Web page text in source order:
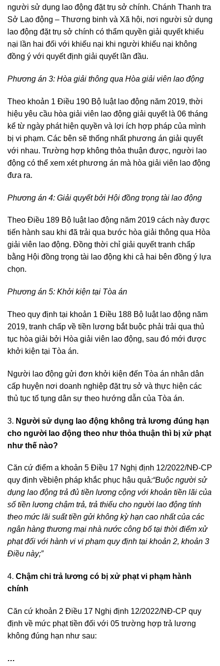
người sử dụng lao động đặt trụ sở chính. Chánh Thanh tra
Sở Lao động – Thương binh và Xã hội, nơi người sử dụng
lao động đặt trụ sở chính có thẩm quyền giải quyết khiếu
nại lần hai đối với khiếu nại khi người khiếu nại không
đồng ý với quyết định giải quyết lần đầu.
Phương án 3: Hòa giải thông qua Hòa giải viên lao động
Theo khoản 1 Điều 190 Bộ luật lao động năm 2019, thời
hiệu yêu cầu hòa giải viên lao động giải quyết là 06 tháng
kể từ ngày phát hiện quyền và lợi ích hợp pháp của mình
bị vi phạm. Các bên sẽ thống nhất phương án giải quyết
với nhau. Trường hợp không thỏa thuận được, người lao
động có thể xem xét phương án mà hòa giải viên lao động
đưa ra.
Phương án 4: Giải quyết bởi Hội đồng trọng tài lao động
Theo Điều 189 Bộ luật lao động năm 2019 cách này được
tiến hành sau khi đã trải qua bước hòa giải thông qua Hòa
giải viên lao động. Đồng thời chỉ giải quyết tranh chấp
bằng Hội đồng trọng tài lao động khi cả hai bên đồng ý lựa
chọn.
Phương án 5: Khởi kiện tại Tòa án
Theo quy định tại khoản 1 Điều 188 Bộ luật lao động năm
2019, tranh chấp về tiền lương bắt buộc phải trải qua thủ
tục hòa giải bởi Hòa giải viên lao động, sau đó mới được
khởi kiện tại Tòa án.
Người lao động gửi đơn khởi kiện đến Tòa án nhân dân
cấp huyện nơi doanh nghiệp đặt trụ sở và thực hiện các
thủ tục tố tụng dân sự theo hướng dẫn của Tòa án.
3. Người sử dụng lao động không trả lương đúng hạn
cho người lao động theo như thỏa thuận thì bị xử phạt
như thế nào?
Căn cứ điểm a khoản 5 Điều 17 Nghị định 12/2022/NĐ-CP
quy định vềbiện pháp khắc phục hậu quả:“Buộc người sử
dụng lao động trả đủ tiền lương cộng với khoản tiền lãi của
số tiền lương chậm trả, trả thiếu cho người lao động tính
theo mức lãi suất tiền gửi không kỳ hạn cao nhất của các
ngân hàng thương mại nhà nước công bố tại thời điểm xử
phạt đối với hành vi vi phạm quy định tại khoản 2, khoản 3
Điều này;”
4. Chậm chi trả lương có bị xử phạt vi phạm hành
chính
Căn cứ khoản 2 Điều 17 Nghị định 12/2022/NĐ-CP quy
định về mức phạt tiền đối với 05 trường hợp trả lương
không đúng hạn như sau:
…